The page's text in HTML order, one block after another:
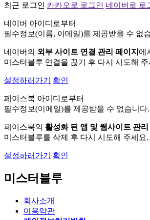
최근 로그인 카카오로 로그인 네이버로 로
네이버 아이디로부터
필수정보(이름, 이메일)를 제공받을 수 없
네이버의 외부 사이트 연결 관리 페이지 에
미스터블루 연결을 끊기 후 다시 시도해 주
설정하러가기 확인
페이스북 아이디로부터
필수정보(이메일)를 제공받을 수 없습니다.
페이스북의 활성화 된 앱 및 웹사이트 관리
미스터블루를 삭제 후 다시 시도해 주세요.
설정하러가기 확인
미스터블루
회사소개
이용약관